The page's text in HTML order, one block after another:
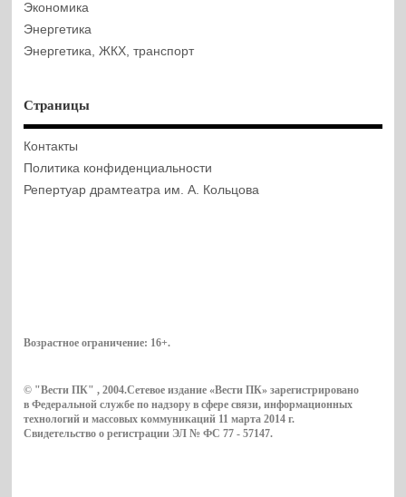
Экономика
Энергетика
Энергетика, ЖКХ, транспорт
Страницы
Контакты
Политика конфиденциальности
Репертуар драмтеатра им. А. Кольцова
Возрастное ограничение: 16+.
© "Вести ПК" , 2004.Сетевое издание «Вести ПК» зарегистрировано
в Федеральной службе по надзору в сфере связи, информационных
технологий и массовых коммуникаций 11 марта 2014 г.
Свидетельство о регистрации ЭЛ № ФС 77 - 57147.